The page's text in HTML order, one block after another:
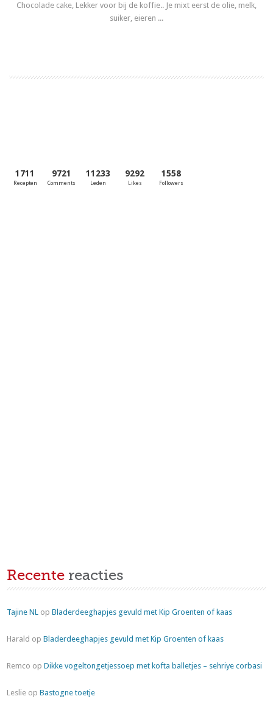
Chocolade cake, Lekker voor bij de koffie.. Je mixt eerst de olie, melk,
suiker, eieren ...
1711
Recepten
9721
Comments
11233
Leden
9292
Likes
1558
Followers
Recente reacties
Tajine NL opBladerdeeghapjes gevuld met Kip Groenten of kaas
Harald opBladerdeeghapjes gevuld met Kip Groenten of kaas
Remco opDikke vogeltongetjessoep met kofta balletjes – sehriye corbasi
Leslie opBastogne toetje